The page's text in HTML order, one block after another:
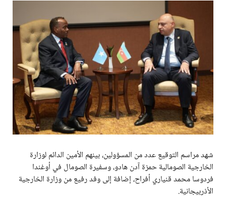
شهد مراسم التوقيع عدد من المسؤولين، بينهم الأمين الدائم لوزارة
الخارجية الصومالية حمزة آدن هادو، وسفيرة الصومال في أوغندا
فردوسا محمد قنياري أفراح، إضافة إلى وفد رفيع من وزارة الخارجية
الأذربيجانية.